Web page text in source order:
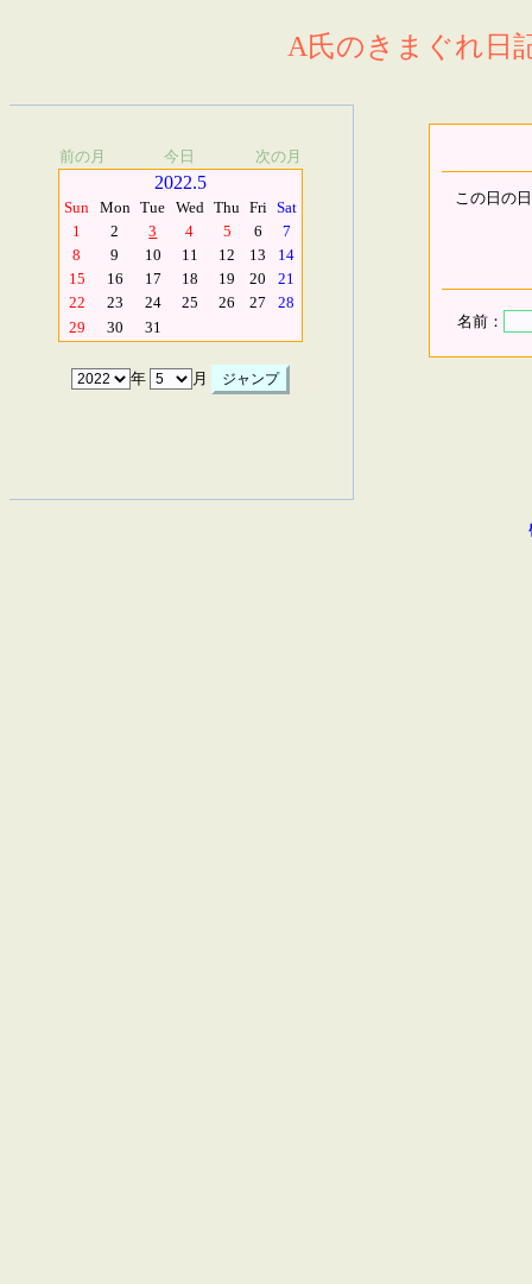
A氏のきまぐれ日
前の月 今日 次の月
2022.5
Sun Mon Tue Wed Thu Fri Sat
1
2 3 4 5 6
7
8
9 10 11 12 13
14
15
16 17 18 19 20
21
22
23 24 25 26 27
28
29
30 31
年 月
この日の
名前：